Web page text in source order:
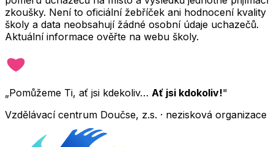
zkoušky. Není to oficiální žebříček ani hodnocení kvality
školy a data neobsahují žádné osobní údaje uchazečů.
Aktuální informace ověřte na webu školy.
„Pomůžeme Ti, ať jsi kdekoliv… Ať jsi kdokoliv!"
Vzdělávací centrum Doučse, z.s. · nezisková organizace